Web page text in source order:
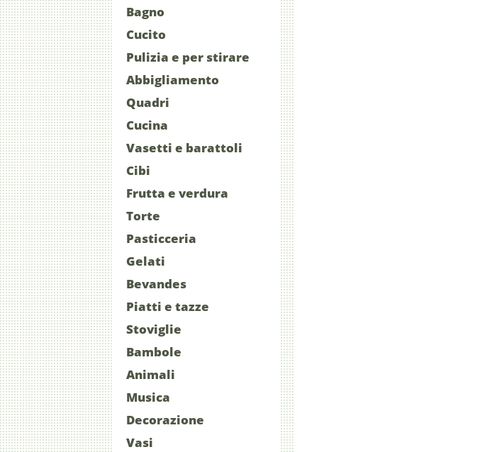
Bagno
Cucito
Pulizia e per stirare
Abbigliamento
Quadri
Cucina
Vasetti e barattoli
Cibi
Frutta e verdura
Torte
Pasticceria
Gelati
Bevandes
Piatti e tazze
Stoviglie
Bambole
Animali
Musica
Decorazione
Vasi